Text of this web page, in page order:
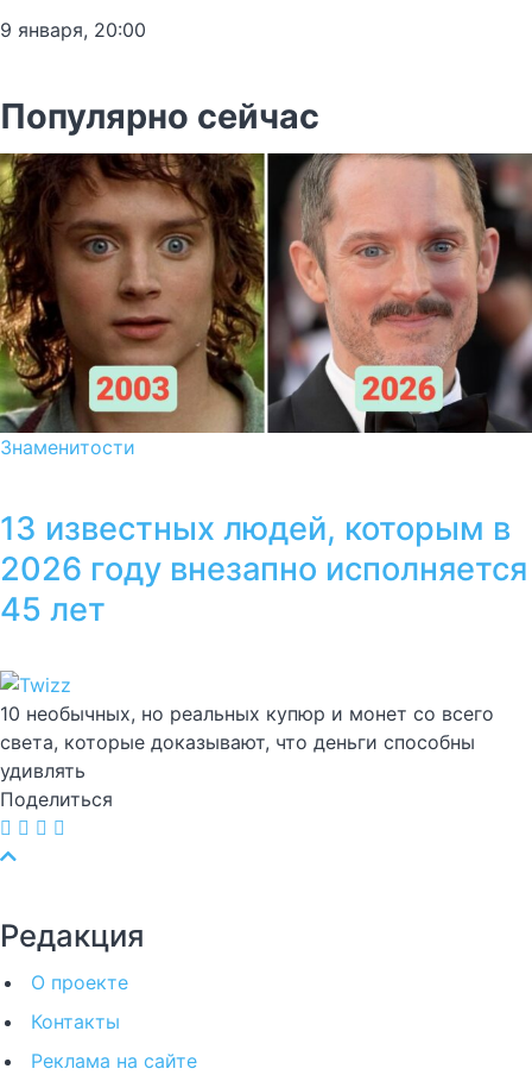
9 января, 20:00
Популярно сейчас
Знаменитости
13 известных людей, которым в
2026 году внезапно исполняется
45 лет
10 необычных, но реальных купюр и монет со всего
света, которые доказывают, что деньги способны
удивлять
Поделиться
Редакция
О проекте
Контакты
Реклама на сайте